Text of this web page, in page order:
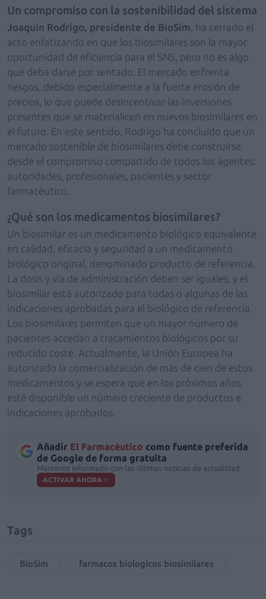
Un compromiso con la sostenibilidad del sistema
Joaquin Rodrigo, presidente de BioSim
, ha cerrado el
acto enfatizando en que los biosimilares son la mayor
oportunidad de eficiencia para el SNS, pero no es algo
que deba darse por sentado. El mercado enfrenta
riesgos, debido especialmente a la fuerte erosión de
precios, lo que puede desincentivar las inversiones
presentes que se materialicen en nuevos biosimilares en
el futuro. En este sentido, Rodrigo ha concluido que un
mercado sostenible de biosimilares debe construirse
desde el compromiso compartido de todos los agentes:
autoridades, profesionales, pacientes y sector
farmacéutico.
¿Qué son los medicamentos biosimilares?
Un biosimilar es un medicamento biológico equivalente
en calidad, eficacia y seguridad a un medicamento
biológico original, denominado producto de referencia.
La dosis y vía de administración deben ser iguales, y el
biosimilar está autorizado para todas o algunas de las
indicaciones aprobadas para el biológico de referencia.
Los biosimilares permiten que un mayor número de
pacientes accedan a tratamientos biológicos por su
reducido coste. Actualmente, la Unión Europea ha
autorizado la comercialización de más de cien de estos
medicamentos y se espera que en los próximos años
esté disponible un número creciente de productos e
indicaciones aprobados.
Añadir El Farmacéutico como fuente preferida
de Google de forma gratuita
Mantente informado con las últimas noticias de actualidad.
ACTIVAR AHORA
Tags
BioSim farmacos biologicos biosimilares